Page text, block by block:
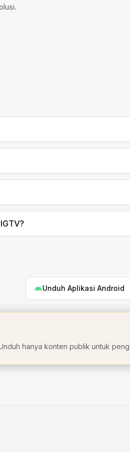
Unduh Aplikasi Android
hanya konten publik untuk